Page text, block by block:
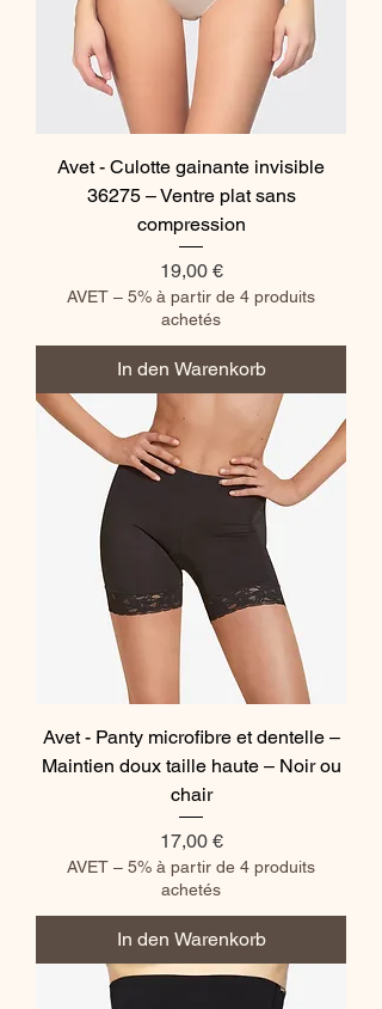
Avet - Culotte gainante invisible
36275 – Ventre plat sans
compression
Preis
19,00 €
AVET – 5% à partir de 4 produits
achetés
In den Warenkorb
Avet - Panty microfibre et dentelle –
Maintien doux taille haute – Noir ou
chair
Preis
17,00 €
AVET – 5% à partir de 4 produits
achetés
In den Warenkorb